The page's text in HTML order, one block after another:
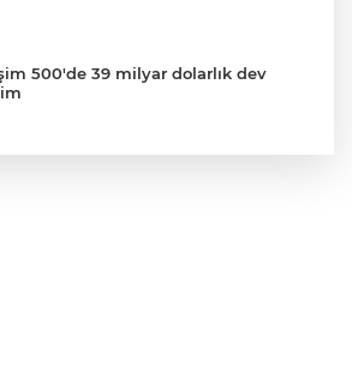
500'de 39 milyar dolarlık dev